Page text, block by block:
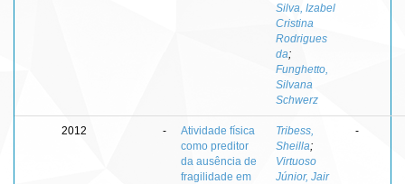
Silva, Izabel
Cristina
Rodrigues
da;
Funghetto,
Silvana
Schwerz
2012 -
Atividade física
como preditor
da ausência de
fragilidade em
Tribess,
Sheilla;
Virtuoso
Júnior, Jair
-